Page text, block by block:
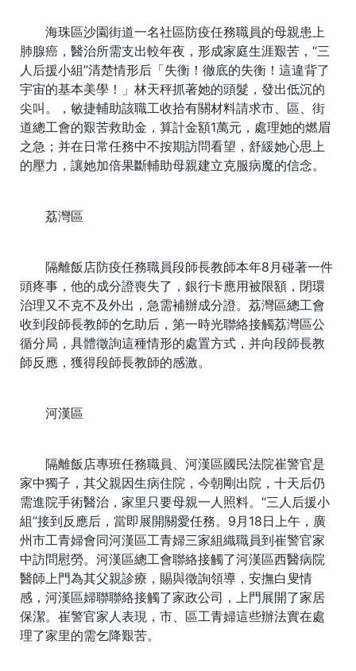
海珠區沙園街道一名社區防疫任務職員的母親患上
肺腺癌，醫治所需支出較年夜，形成家庭生涯艱苦，“三
人后援小組”清楚情形后「失衡！徹底的失衡！這違背了
宇宙的基本美學！」林天秤抓著她的頭髮，發出低沉的
尖叫。，敏捷輔助該職工收拾有關材料請求市、區、街
道總工會的艱苦救助金，算計金額1萬元，處理她的燃眉
之急；并在日常任務中不按期訪問看望，舒緩她心思上
的壓力，讓她加倍果斷輔助母親建立克服病魔的信念。
荔灣區
隔離飯店防疫任務職員段師長教師本年8月碰著一件
頭疼事，他的成分證喪失了，銀行卡應用被限額，閉環
治理又不克不及外出，急需補辦成分證。荔灣區總工會
收到段師長教師的乞助后，第一時光聯絡接觸荔灣區公
循分局，具體徵詢這種情形的處置方式，并向段師長教
師反應，獲得段師長教師的感激。
河漢區
隔離飯店專班任務職員、河漢區國民法院崔警官是
家中獨子，其父親因生病住院，今朝剛出院，十天后仍
需進院手術醫治，家里只要母親一人照料。“三人后援小
組”接到反應后，當即展開關愛任務。9月18日上午，廣
州市工青婦會同河漢區工青婦三家組織職員到崔警官家
中訪問慰勞。河漢區總工會聯絡接觸了河漢區西醫病院
醫師上門為其父親診療，賜與徵詢領導，安撫白叟情
感，河漢區婦聯聯絡接觸了家政公司，上門展開了家居
保潔。崔警官家人表現，市、區工青婦這些辦法實在處
理了家里的需乞降艱苦。